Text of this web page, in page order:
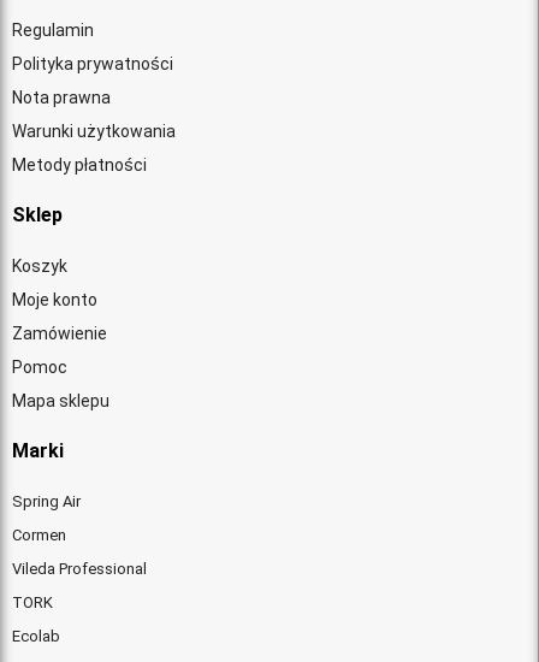
Regulamin
Polityka prywatności
Nota prawna
Warunki użytkowania
Metody płatności
Sklep
Koszyk
Moje konto
Zamówienie
Pomoc
Mapa sklepu
Marki
Spring Air
Cormen
Vileda Professional
TORK
Ecolab